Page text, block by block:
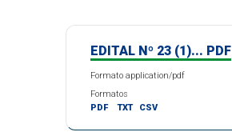
EDITAL Nº 23 (1)... PDF
Formato application/pdf
Formatos
PDF
TXT CSV